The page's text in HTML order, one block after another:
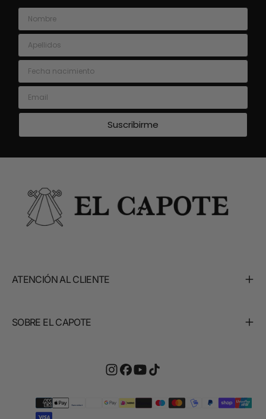
Nombre
Apellidos
Fecha nacimiento
Email
Suscribirme
ATENCIÓN AL CLIENTE
SOBRE EL CAPOTE
Métodos